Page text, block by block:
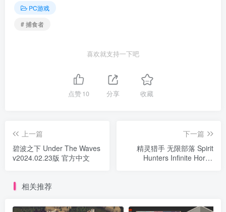
PC游戏
# 捕食者
喜欢就支持一下吧
点赞10 分享 收藏
上一篇
碧波之下 Under The Waves
v2024.02.23版 官方中文
下一篇
精灵猎手 无限部落 Spirit
Hunters Infinite Horde
相关推荐